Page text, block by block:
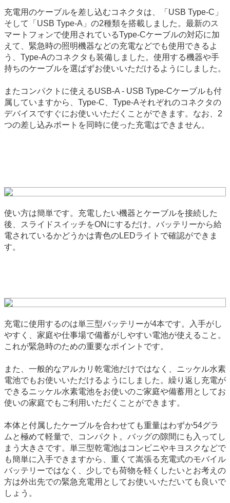
充電用のケーブルを差し込むコネクタは、「USB Type-C」
そして「USB Type-A」の2種類を搭載しました。最新のス
マートフォンで使用されているType-Cケーブルの対応に加
えて、緊急時の照明機器などの充電などでも使用できるよ
う、Type-Aのコネクタも装備しました。使用する機器や手
持ちのケーブルを選ばずお使いいただけるようにしました。
またコンパクトに使えるUSB-A - USB Type-Cケーブルも付
属していますから、Type-C、Type-Aそれぞれのコネクタの
デバイスですぐにお使いいただくことができます。なお、2
つの差し込みポートを同時に使った充電はできません。
使い方は簡単です。充電したい機器とケーブルを接続した
後、スライドスイッチをONにするだけ。バッテリーから給
電されているかどうかは青色のLEDライトで確認ができま
す。
充電に使用するのは単三型バッテリーが4本です。入手がし
やすく、家庭や仕事場で備蓄がしやすい電池が使えること。
これが緊急時のための重要なポイントです。
また、一般的なアルカリ乾電池だけではなく、ニッケル水素
電池でもお使いいただけるようにしました。繰り返し充電が
できるニッケル水素電池をお使いのご家庭や備蓄用としてお
使いの家庭でもご利用いただくことができます。
本体と付属したケーブルを合わせても重量はわずか54グラ
ムと極めて軽量で、コンパクト。バッグの隙間にも入ってし
まう大きさです。単三型乾電池はコンビニやキヨスクなどで
も簡単に入手できますから、重くて嵩張る充電式のモバイル
バッテリーではなく、少しでも荷物を軽くしたいとお考えの
方は外出先での緊急充電用としてお使いいただいても良いで
しょう。